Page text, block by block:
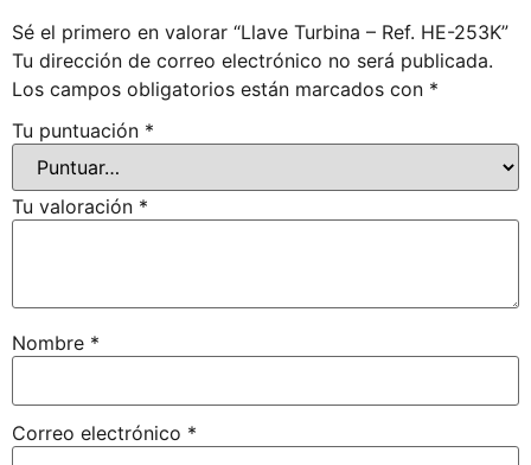
Sé el primero en valorar “Llave Turbina – Ref. HE-253K”
Tu dirección de correo electrónico no será publicada.
Los campos obligatorios están marcados con *
Tu puntuación *
Tu valoración *
Nombre *
Correo electrónico *